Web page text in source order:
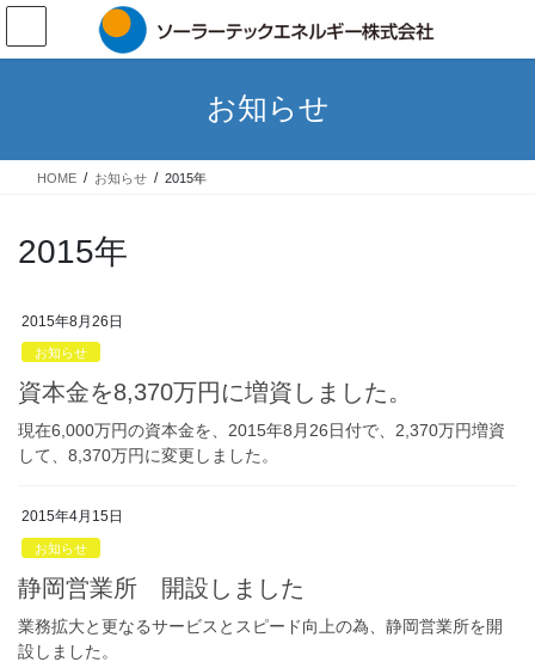
コ
テ
ス
ナ
ゲ
ン
お知らせ
HOME お知らせ 2015年
2015年
2015年8月26日
お知らせ
資本金を8,370万円に増資しました。
現在6,000万円の資本金を、2015年8月26日付で、2,370万円増資
して、8,370万円に変更しました。
2015年4月15日
お知らせ
静岡営業所 開設しました
業務拡大と更なるサービスとスピード向上の為、静岡営業所を開
設しました。